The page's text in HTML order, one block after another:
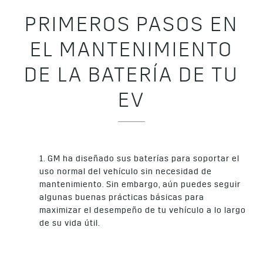
PRIMEROS PASOS EN
EL MANTENIMIENTO
DE LA BATERÍA DE TU
EV
1. GM ha diseñado sus baterías para soportar el
uso normal del vehículo sin necesidad de
mantenimiento. Sin embargo, aún puedes seguir
algunas buenas prácticas básicas para
maximizar el desempeño de tu vehículo a lo largo
de su vida útil.